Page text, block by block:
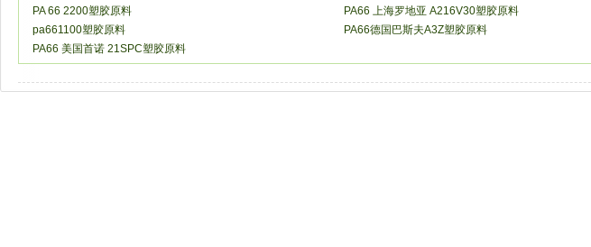
PA 66 2200塑胶原料
PA66 上海罗地亚 A216V30塑胶原料
pa661100塑胶原料
PA66德国巴斯夫A3Z塑胶原料
PA66 美国首诺 21SPC塑胶原料